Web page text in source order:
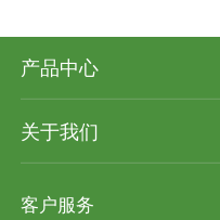
产品中心
关于我们
客户服务